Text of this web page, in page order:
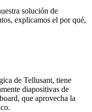
solución de
explicamos el por qué,
de Tellusant, tiene
diapositivas de
que aprovecha la